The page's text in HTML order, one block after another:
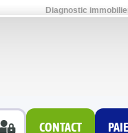
Diagnostic